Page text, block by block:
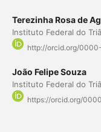
Terezinha Rosa de
Instituto Federal do
http://orcid.org/
João Felipe Souza
Instituto Federal do
https://orcid.org/